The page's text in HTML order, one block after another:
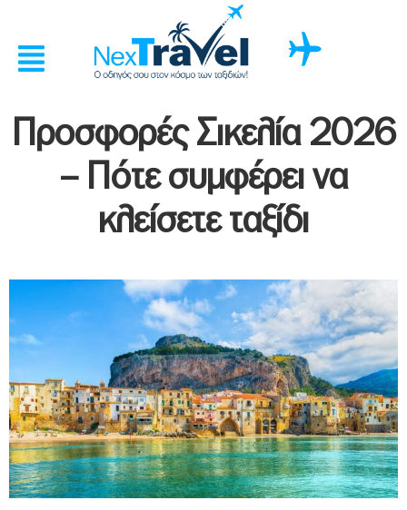
Προσφορές Σικελία 2026
– Πότε συμφέρει να
κλείσετε ταξίδι